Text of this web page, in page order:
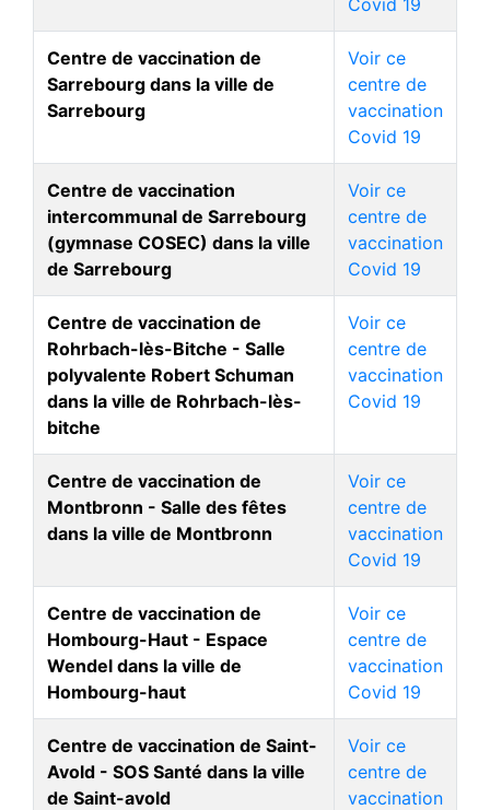
Centre de vaccination de
Sarrebourg dans la ville de
Sarrebourg
Voir ce
centre de
vaccination
Covid 19
Centre de vaccination
intercommunal de Sarrebourg
(gymnase COSEC) dans la ville
de Sarrebourg
Voir ce
centre de
vaccination
Covid 19
Centre de vaccination de
Rohrbach-lès-Bitche - Salle
polyvalente Robert Schuman
dans la ville de Rohrbach-lès-
bitche
Voir ce
centre de
vaccination
Covid 19
Centre de vaccination de
Montbronn - Salle des fêtes
dans la ville de Montbronn
Voir ce
centre de
vaccination
Covid 19
Centre de vaccination de
Hombourg-Haut - Espace
Wendel dans la ville de
Hombourg-haut
Voir ce
centre de
vaccination
Covid 19
Centre de vaccination de Saint-
Avold - SOS Santé dans la ville
de Saint-avold
Voir ce
centre de
vaccination